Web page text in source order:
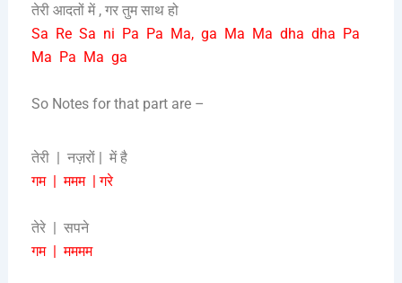
तेरी आदतों में , गर तुम साथ हो
Sa Re Sa ni Pa Pa Ma, ga Ma Ma dha dha Pa
Ma Pa Ma ga
So Notes for that part are –
तेरी | नज़रों | में है
गम | ममम | गरे
तेरे | सपने
गम | मममम